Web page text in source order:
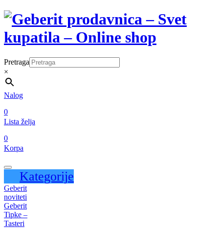
Pretraga
×
Nalog
0
Lista želja
0
Korpa
Kategorije
Geberit
noviteti
Geberit
Tipke –
Tasteri